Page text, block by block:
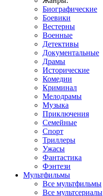
Биографические
Боевики
Вестерны
Военные
Детективы
Документальные
Драмы
Исторические
Комедии
Криминал
Мелодрамы
Музыка
Приключения
Семейные
Спорт
Триллеры
Ужасы
Фантастика
Фэнтези
Мультфильмы
Все мультфильмы
Все мультсериалы